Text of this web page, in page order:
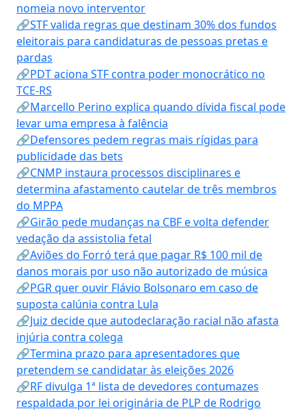
nomeia novo interventor
🔗STF valida regras que destinam 30% dos fundos
eleitorais para candidaturas de pessoas pretas e
pardas
🔗PDT aciona STF contra poder monocrático no
TCE-RS
🔗Marcello Perino explica quando dívida fiscal pode
levar uma empresa à falência
🔗Defensores pedem regras mais rígidas para
publicidade das bets
🔗CNMP instaura processos disciplinares e
determina afastamento cautelar de três membros
do MPPA
🔗Girão pede mudanças na CBF e volta defender
vedação da assistolia fetal
🔗Aviões do Forró terá que pagar R$ 100 mil de
danos morais por uso não autorizado de música
🔗PGR quer ouvir Flávio Bolsonaro em caso de
suposta calúnia contra Lula
🔗Juiz decide que autodeclaração racial não afasta
injúria contra colega
🔗Termina prazo para apresentadores que
pretendem se candidatar às eleições 2026
🔗RF divulga 1ª lista de devedores contumazes
respaldada por lei originária de PLP de Rodrigo